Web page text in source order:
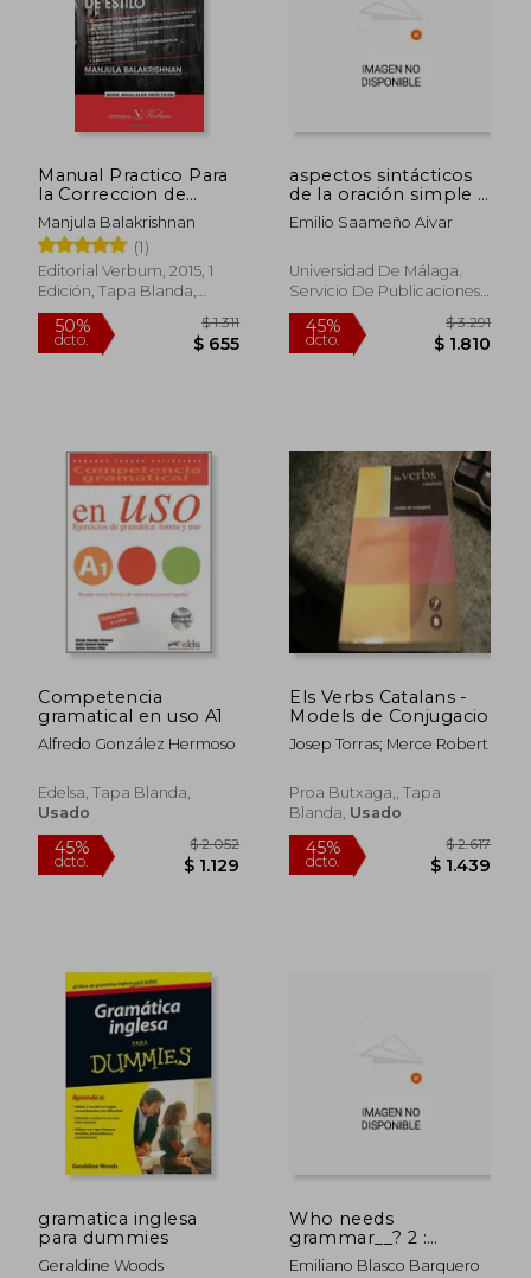
45% 50%
dcto.
Manual Practico Para
la Correccion de
Estilo
Manjula Balakrishnan
(1)
Editorial Verbum, 2015, 1
Edición, Tapa Blanda,
Nuevo
50%
dcto.
aspectos sintácticos
de la oración simple y
compuesta en inglés
y español
Emilio Saameño Aivar
Universidad De Málaga.
Servicio De Publicaciones
E Intercambio Científico,
Usado
Competencia
gramatical en uso A1
Alfredo González Hermoso
Edelsa, Tapa Blanda,
Usado
Els Verbs Catalans -
Models de Conjugacio
Josep Torras; Merce Robert
Proa Butxaga,, Tapa
Blanda, Usado
gramatica inglesa
para dummies
Geraldine Woods
Who needs
grammar__? 2 :
exercises on English
Emiliano Blasco Barquero